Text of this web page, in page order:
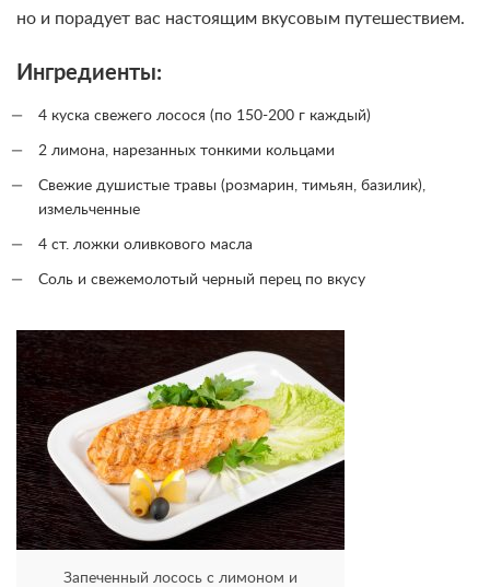
но и порадует вас настоящим вкусовым путешествием.
Ингредиенты:
4 куска свежего лосося (по 150-200 г каждый)
2 лимона, нарезанных тонкими кольцами
Свежие душистые травы (розмарин, тимьян, базилик),
измельченные
4 ст. ложки оливкового масла
Соль и свежемолотый черный перец по вкусу
Запеченный лосось с лимоном и